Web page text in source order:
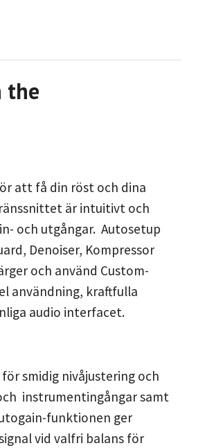
the
att få din röst och dina
är intuitivt och
och utgångar. Autosetup
Denoiser, Kompressor
och använd Custom-
användning, kraftfulla
audio interfacet.
smidig nivåjustering och
instrumentingångar samt
funktionen ger
vid valfri balans för